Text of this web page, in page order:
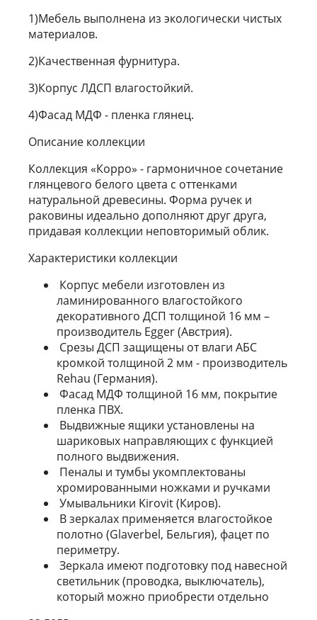
1)Мебель выполнена из экологически чистых
материалов.
2)Качественная фурнитура.
3)Корпус ЛДСП влагостойкий.
4)Фасад МДФ - пленка глянец.
Описание коллекции
Коллекция «Корро» - гармоничное сочетание
глянцевого белого цвета с оттенками
натуральной древесины. Форма ручек и
раковины идеально дополняют друг друга,
придавая коллекции неповторимый облик.
Характеристики коллекции
Корпус мебели изготовлен из
ламинированного влагостойкого
декоративного ДСП толщиной 16 мм –
производитель Egger (Австрия).
Срезы ДСП защищены от влаги АБС
кромкой толщиной 2 мм - производитель
Rehau (Германия).
Фасад МДФ толщиной 16 мм, покрытие
пленка ПВХ.
Выдвижные ящики установлены на
шариковых направляющих с функцией
полного выдвижения.
Пеналы и тумбы укомплектованы
хромированными ножками и ручками
Умывальники Kirovit (Киров).
В зеркалах применяется влагостойкое
полотно (Glaverbel, Бельгия), фацет по
периметру.
Зеркала имеют подготовку под навесной
светильник (проводка, выключатель),
который можно приобрести отдельно